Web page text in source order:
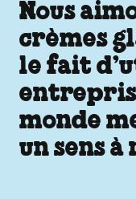
Nous
crèmes
le fait
monde
un sens